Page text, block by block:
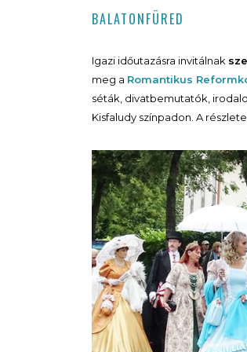
BALATONFÜRED
Igazi időutazásra invitálnak
meg a Romantikus
séták, divatbemutatók,
Kisfaludy színpadon. A